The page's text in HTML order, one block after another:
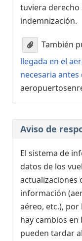
tuviera derecho
indemnización.
También
llegada en el
necesaria antes
Aviso de
El sistema de
datos de los
actualizaciones
información
aéreo, etc.),
hay cambios
pueden tardar